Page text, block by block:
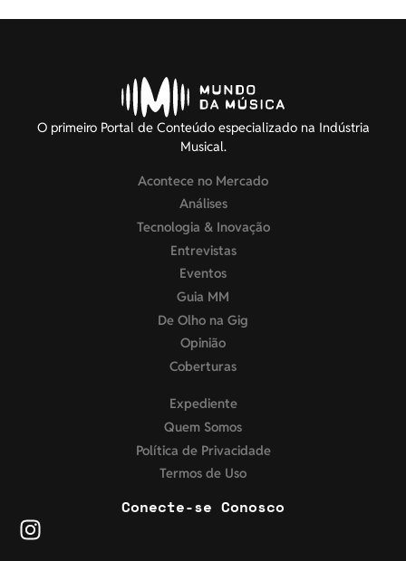
O primeiro Portal de Conteúdo especializado na Indústria
Musical.
Acontece no Mercado
Análises
Tecnologia & Inovação
Entrevistas
Eventos
Guia MM
De Olho na Gig
Opinião
Coberturas
Expediente
Quem Somos
Política de Privacidade
Termos de Uso
Conecte-se Conosco